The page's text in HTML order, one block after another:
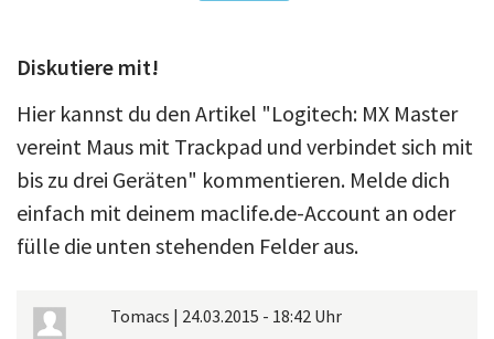
Diskutiere mit!
Hier kannst du den Artikel "Logitech: MX Master
vereint Maus mit Trackpad und verbindet sich mit
bis zu drei Geräten" kommentieren. Melde dich
einfach mit deinem maclife.de-Account an oder
fülle die unten stehenden Felder aus.
Tomacs | 24.03.2015 - 18:42 Uhr